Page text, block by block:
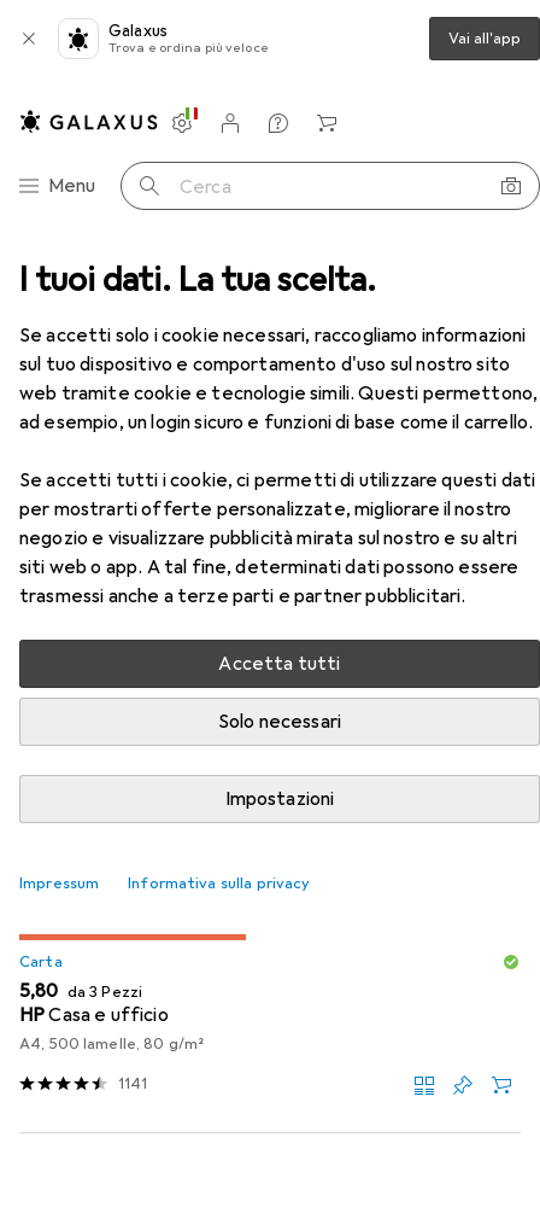
I tuoi dati. La tua scelta.
Se accetti solo i cookie necessari, raccogliamo informazioni
sul tuo dispositivo e comportamento d'uso sul nostro sito
web tramite cookie e tecnologie simili. Questi permettono,
ad esempio, un login sicuro e funzioni di base come il carrello.
Se accetti tutti i cookie, ci permetti di utilizzare questi dati
per mostrarti offerte personalizzate, migliorare il nostro
negozio e visualizzare pubblicità mirata sul nostro e su altri
siti web o app. A tal fine, determinati dati possono essere
trasmessi anche a terze parti e partner pubblicitari.
Accetta tutti
Solo necessari
Impostazioni
Impressum Informativa sulla privacy
Galaxus
Trova e ordina più veloce Vai all'app
Categoria Navigazione
Menu Cerca
Impostazioni
Conto cliente
Liste di confronto
Liste dei desideri
Carrello
Epson Cartuccia D'Inchiostro Durabrite Magenta
EUR
17,91 anzichéEUR
19,34
EpsonCartuccia D'Inchiostro
Durabrite Magenta
Accessori per Epson Cartuccia
D'Inchiostro Durabrite Magenta
Qui trovi accessori adatti per il prodotto Epson Cartuccia
D'Inchiostro Durabrite Magenta della categoria Carta.
Rilevanza
Elenco dei prodotti
Carta
EUR
5,80 da 3 Pezzi
HPCasa e ufficio
A4, 500 lamelle, 80 g/m²
1141